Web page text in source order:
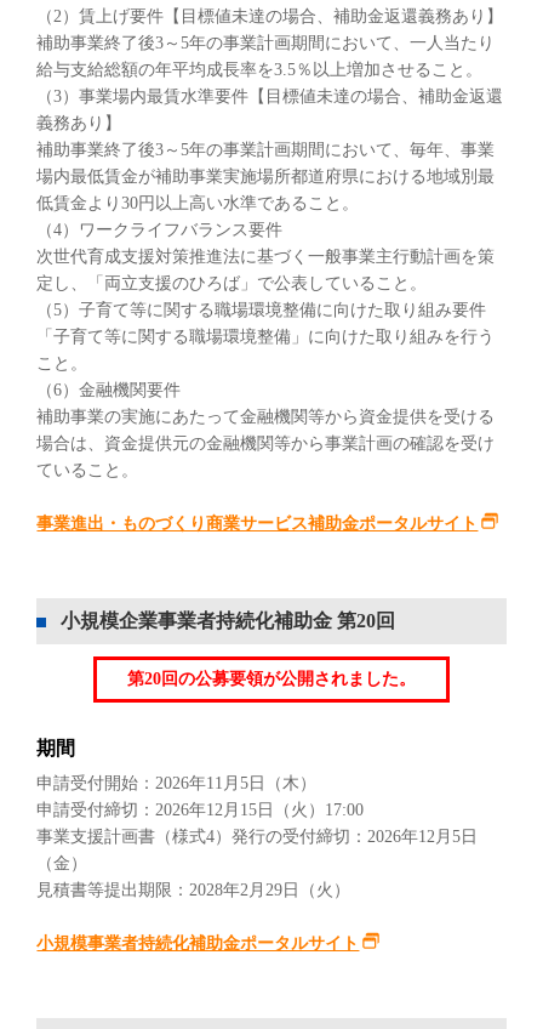
（2）賃上げ要件【目標値未達の場合、補助金返還義務あり】
補助事業終了後3～5年の事業計画期間において、一人当たり
給与支給総額の年平均成長率を3.5％以上増加させること。
（3）事業場内最賃水準要件【目標値未達の場合、補助金返還
義務あり】
補助事業終了後3～5年の事業計画期間において、毎年、事業
場内最低賃金が補助事業実施場所都道府県における地域別最
低賃金より30円以上高い水準であること。
（4）ワークライフバランス要件
次世代育成支援対策推進法に基づく一般事業主行動計画を策
定し、「両立支援のひろば」で公表していること。
（5）子育て等に関する職場環境整備に向けた取り組み要件
「子育て等に関する職場環境整備」に向けた取り組みを行う
こと。
（6）金融機関要件
補助事業の実施にあたって金融機関等から資金提供を受ける
場合は、資金提供元の金融機関等から事業計画の確認を受け
ていること。
事業進出・ものづくり商業サービス補助金ポータルサイト
小規模企業事業者持続化補助金 第20回
第20回の公募要領が公開されました。
期間
申請受付開始：2026年11月5日（木）
申請受付締切：2026年12月15日（火）17:00
事業支援計画書（様式4）発行の受付締切：2026年12月5日
（金）
見積書等提出期限：2028年2月29日（火）
小規模事業者持続化補助金ポータルサイト